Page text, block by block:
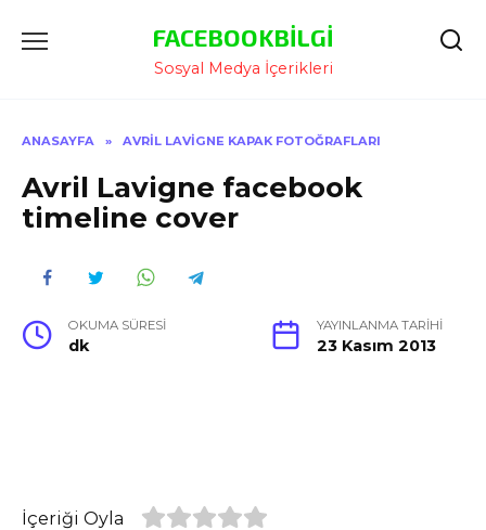
Atla
FACEBOOKBILGI
Sosyal Medya İçerikleri
ANASAYFA » AVRIL LAVIGNE KAPAK FOTOĞRAFLARI
Avril Lavigne facebook
timeline cover
OKUMA SÜRESI
dk
YAYINLANMA TARIHI
23 Kasım 2013
İçeriği Oyla